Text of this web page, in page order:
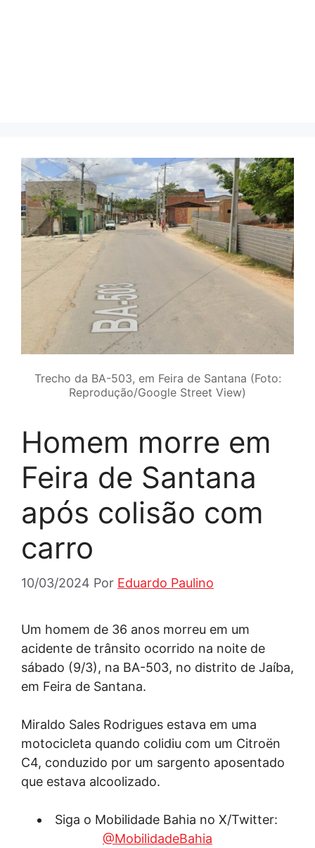
Trecho da BA-503, em Feira de Santana (Foto:
Reprodução/Google Street View)
Homem morre em
Feira de Santana
após colisão com
carro
10/03/2024 Por Eduardo Paulino
Um homem de 36 anos morreu em um
acidente de trânsito ocorrido na noite de
sábado (9/3), na BA-503, no distrito de Jaíba,
em Feira de Santana.
Miraldo Sales Rodrigues estava em uma
motocicleta quando colidiu com um Citroën
C4, conduzido por um sargento aposentado
que estava alcoolizado.
Siga o Mobilidade Bahia no X/Twitter:
@MobilidadeBahia